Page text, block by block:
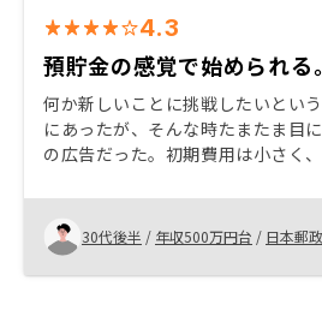
4.3
預貯金の感覚で始められる。
何か新しいことに挑戦したいとい
にあったが、そんな時たまたま目
の広告だった。初期費用は小さく
られるが、長く持つことで熟成し
とても大きくなると感じている。 支払いについて。 せっ
かくRENOSY BANKというアプリ
物件によっては新たに別の銀行の
けなかったので、とても手間だっ
30代後半 / 年収500万円台 / 日本郵